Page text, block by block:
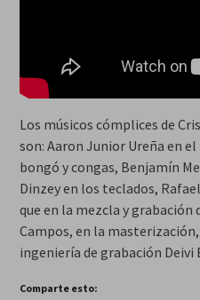
Los músicos cómplices de
son: Aaron Junior Ureña en
bongó y congas, Benjamín
Dinzey en los teclados,
que en la mezcla y grabación
Campos, en la
ingeniería de grabación Deivi
Comparte esto: